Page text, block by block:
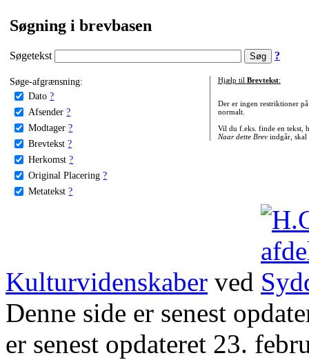
Søgning i brevbasen
Søgetekst ?
Søge-afgrænsning:
Dato ?
Afsender ?
Modtager ?
Brevtekst ?
Herkomst ?
Original Placering ?
Metatekst ?
Hjælp til Brevtekst:
Der er ingen restriktioner
normalt.
Vil du f.eks. finde en tekst,
Naar dette Brevindgår, skal
Kulturvidenskaber ved
Denne side er senest
er senest opdateret 23.